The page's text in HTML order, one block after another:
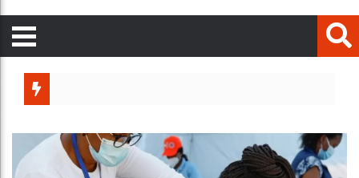
Bénin